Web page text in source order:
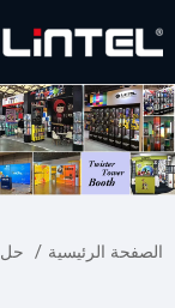
الصفحة الرئيسية / حل